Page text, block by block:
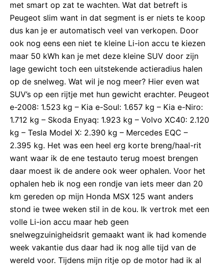
met smart op zat te wachten. Wat dat betreft is
Peugeot slim want in dat segment is er niets te koop
dus kan je er automatisch veel van verkopen. Door
ook nog eens een niet te kleine Li-ion accu te kiezen
maar 50 kWh kan je met deze kleine SUV door zijn
lage gewicht toch een uitstekende actieradius halen
op de snelweg. Wat wil je nog meer? Hier even wat
SUV’s op een rijtje met hun gewicht erachter. Peugeot
e-2008: 1.523 kg – Kia e-Soul: 1.657 kg – Kia e-Niro:
1.712 kg – Skoda Enyaq: 1.923 kg – Volvo XC40: 2.120
kg – Tesla Model X: 2.390 kg – Mercedes EQC –
2.395 kg. Het was een heel erg korte breng/haal-rit
want waar ik de ene testauto terug moest brengen
daar moest ik de andere ook weer ophalen. Voor het
ophalen heb ik nog een rondje van iets meer dan 20
km gereden op mijn Honda MSX 125 want anders
stond ie twee weken stil in de kou. Ik vertrok met een
volle Li-ion accu maar heb geen
snelwegzuinigheidsrit gemaakt want ik had komende
week vakantie dus daar had ik nog alle tijd van de
wereld voor. Tijdens mijn ritje op de motor had ik al